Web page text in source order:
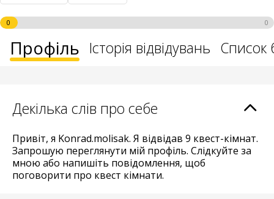
0 0
Профіль Історія відвідувань Список
Декілька слів про себе
Привіт, я Konrad.molisak. Я відвідав 9 квест-кімнат.
Запрошую переглянути мій профіль. Слідкуйте за
мною або напишіть повідомлення, щоб
поговорити про квест кімнати.